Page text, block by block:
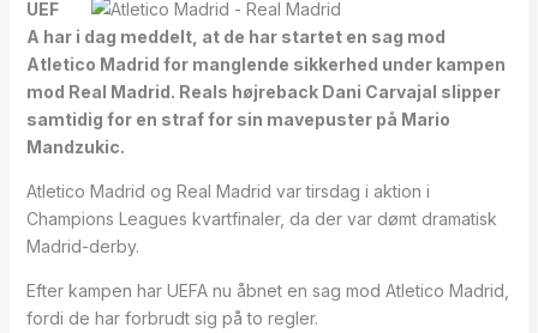
UEF
A har i dag meddelt, at de har startet en sag mod
Atletico Madrid for manglende sikkerhed under kampen
mod Real Madrid. Reals højreback Dani Carvajal slipper
samtidig for en straf for sin mavepuster på Mario
Mandzukic.
Atletico Madrid og Real Madrid var tirsdag i aktion i
Champions Leagues kvartfinaler, da der var dømt dramatisk
Madrid-derby.
Efter kampen har UEFA nu åbnet en sag mod Atletico Madrid,
fordi de har forbrudt sig på to regler.